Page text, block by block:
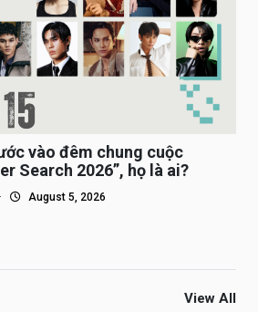
vào đêm chung cuộc
Search 2026”, họ là ai?
August 5, 2026
View All